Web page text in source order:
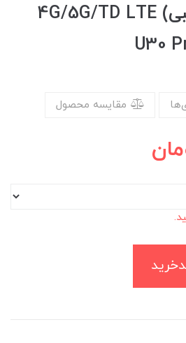
مودم همراه (جیبی) 4G/5G/TD LTE
مقایسه محصول